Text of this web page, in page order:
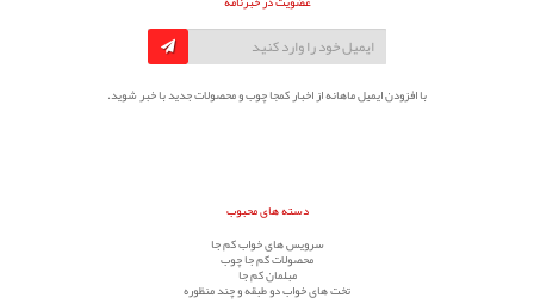
با افزودن ایمیل ماهانه از اخبار کمجا چوب و محصولات جدید با خبر شوید.
دسته های محبوب
سرویس های خواب کم جا
محصولات کم جا چوب
مبلمان کم جا
تخت های خواب دو طبقه و چند منظوره